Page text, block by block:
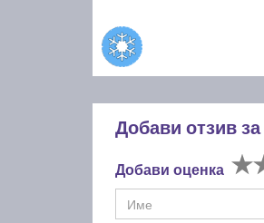
Добави отзив за
Добави оценка